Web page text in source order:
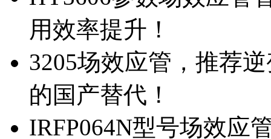
用效率提升！
3205场效应管，推荐
的国产替代！
IRFP064N型号场效应